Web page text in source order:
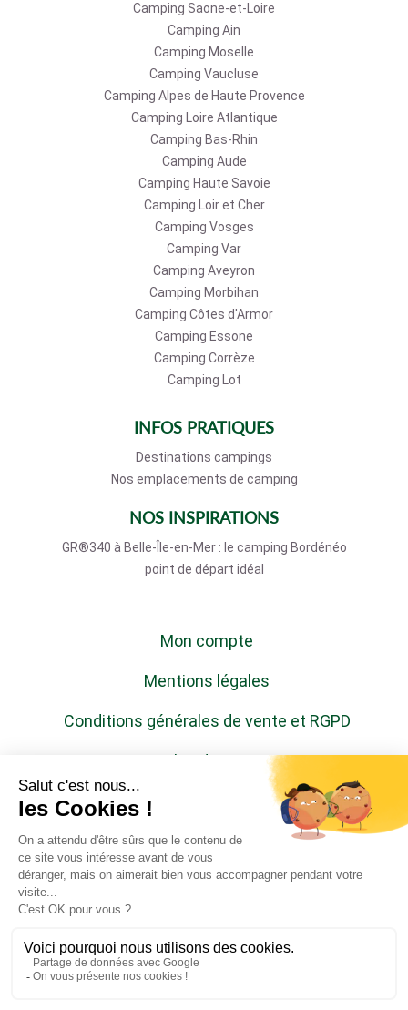
Camping Saone-et-Loire
Camping Ain
Camping Moselle
Camping Vaucluse
Camping Alpes de Haute Provence
Camping Loire Atlantique
Camping Bas-Rhin
Camping Aude
Camping Haute Savoie
Camping Loir et Cher
Camping Vosges
Camping Var
Camping Aveyron
Camping Morbihan
Camping Côtes d'Armor
Camping Essone
Camping Corrèze
Camping Lot
INFOS PRATIQUES
Destinations campings
Nos emplacements de camping
NOS INSPIRATIONS
GR®340 à Belle-Île-en-Mer : le camping Bordénéo
point de départ idéal
Mon compte
Mentions légales
Conditions générales de vente et RGPD
Plan du site